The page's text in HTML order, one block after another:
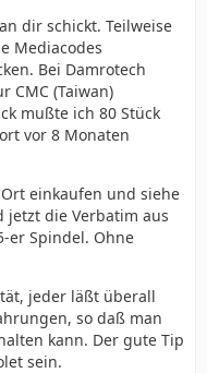
dir schickt. Teilweise
Mediacodes
Bei Damrotech
CMC (Taiwan)
mußte ich 80 Stück
vor 8 Monaten
einkaufen und siehe
jetzt die Verbatim aus
er Spindel. Ohne
jeder läßt überall
so daß man
kann. Der gute Tip
sein.